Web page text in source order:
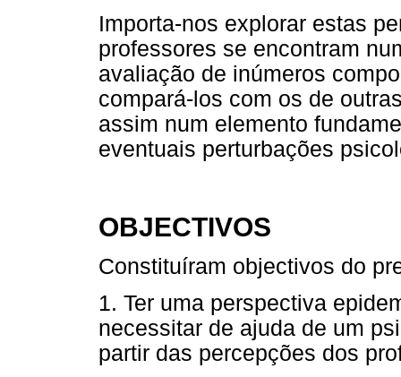
Importa-nos explorar estas
professores se encontram
avaliação de inúmeros
compará-los com os de
assim num elemento
eventuais perturbações
OBJECTIVOS
Constituíram objectivos do
1. Ter uma perspectiva
necessitar de ajuda de um
partir das percepções dos